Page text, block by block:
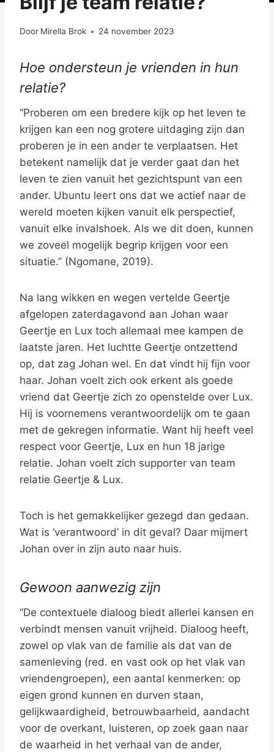
Door Mirella Brok 24 november 2023
Hoe ondersteun je vrienden in hun
relatie?
“Proberen om een bredere kijk op het leven te
krijgen kan een nog grotere uitdaging zijn dan
proberen je in een ander te verplaatsen. Het
betekent namelijk dat je verder gaat dan het
leven te zien vanuit het gezichtspunt van een
ander. Ubuntu leert ons dat we actief naar de
wereld moeten kijken vanuit elk perspectief,
vanuit elke invalshoek. Als we dit doen, kunnen
we zoveel mogelijk begrip krijgen voor een
situatie.” (Ngomane, 2019).
Na lang wikken en wegen vertelde Geertje
afgelopen zaterdagavond aan Johan waar
Geertje en Lux toch allemaal mee kampen de
laatste jaren. Het luchtte Geertje ontzettend
op, dat zag Johan wel. En dat vindt hij fijn voor
haar. Johan voelt zich ook erkent als goede
vriend dat Geertje zich zo openstelde over Lux.
Hij is voornemens verantwoordelijk om te gaan
met de gekregen informatie. Want hij heeft veel
respect voor Geertje, Lux en hun 18 jarige
relatie. Johan voelt zich supporter van team
relatie Geertje & Lux.
Toch is het gemakkelijker gezegd dan gedaan.
Wat is ‘verantwoord’ in dit geval? Daar mijmert
Johan over in zijn auto naar huis.
Gewoon aanwezig zijn
“De contextuele dialoog biedt allerlei kansen en
verbindt mensen vanuit vrijheid. Dialoog heeft,
zowel op vlak van de familie als dat van de
samenleving (red. en vast ook op het vlak van
vriendengroepen), een aantal kenmerken: op
eigen grond kunnen en durven staan,
gelijkwaardigheid, betrouwbaarheid, aandacht
voor de overkant, luisteren, op zoek gaan naar
de waarheid in het verhaal van de ander,